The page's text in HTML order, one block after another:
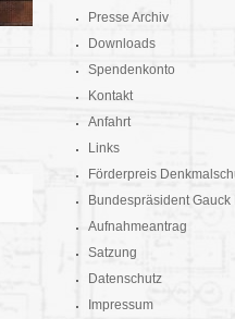
Presse Archiv
Downloads
Spendenkonto
Kontakt
Anfahrt
Links
Förderpreis
Bundespräsident Gauck
Aufnahmeantrag
Satzung
Datenschutz
Impressum